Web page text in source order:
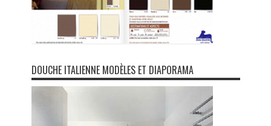
DOUCHE ITALIENNE MODÈLES ET DIAPORAMA